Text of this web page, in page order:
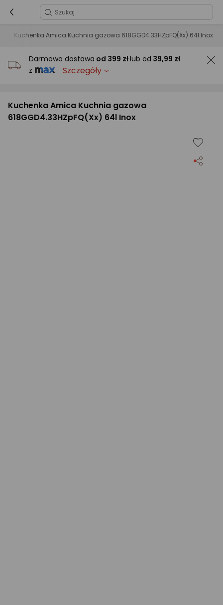
Kuchenka Amica Kuchnia gazowa 618GGD4.33HZpFQ(Xx) 64l Inox
Darmowa dostawa od 399 złlub od 39,99 zł
z
Szczegóły
Kuchenka Amica Kuchnia gazowa
618GGD4.33HZpFQ(Xx) 64l Inox